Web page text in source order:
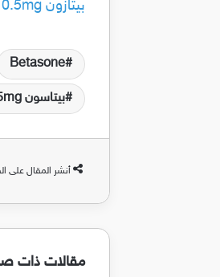
بيتازون 0.5mg
Betasone
بيتاسون 0.5mg
أنشر المقال على
مقالات ذات